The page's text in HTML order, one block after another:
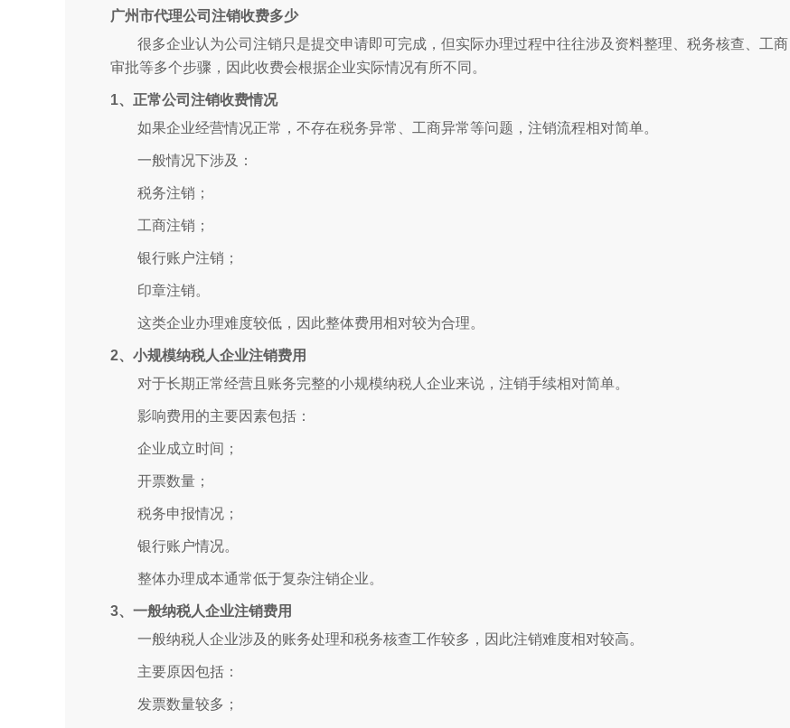
广州市代理公司注销收费多少
很多企业认为公司注销只是提交申请即可完成，但实际办理过程中往往涉及资料整理、税务核查、工商
审批等多个步骤，因此收费会根据企业实际情况有所不同。
1、正常公司注销收费情况
如果企业经营情况正常，不存在税务异常、工商异常等问题，注销流程相对简单。
一般情况下涉及：
税务注销；
工商注销；
银行账户注销；
印章注销。
这类企业办理难度较低，因此整体费用相对较为合理。
2、小规模纳税人企业注销费用
对于长期正常经营且账务完整的小规模纳税人企业来说，注销手续相对简单。
影响费用的主要因素包括：
企业成立时间；
开票数量；
税务申报情况；
银行账户情况。
整体办理成本通常低于复杂注销企业。
3、一般纳税人企业注销费用
一般纳税人企业涉及的账务处理和税务核查工作较多，因此注销难度相对较高。
主要原因包括：
发票数量较多；